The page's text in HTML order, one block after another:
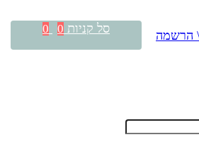
הרשמה סל קניות 0
0